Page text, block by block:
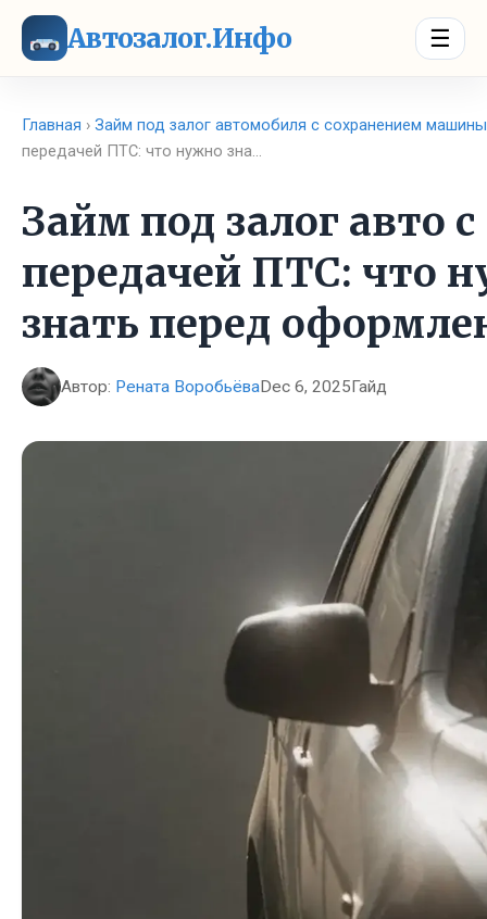
Автозалог.Инфо ☰
Главная › Займ под залог автомобиля с сохранением машины
передачей ПТС: что нужно зна…
Займ под залог авто с
передачей ПТС: что
знать перед
Автор: Рената ВоробьёваDec 6, 2025Гайд